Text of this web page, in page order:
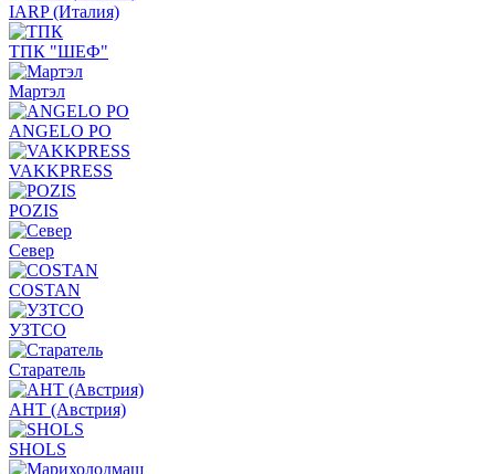
IARP (Италия)
ТПК "ШЕФ"
Мартэл
ANGELO PO
VAKKPRESS
POZIS
Север
COSTAN
УЗТСО
Старатель
АНТ (Австрия)
SHOLS